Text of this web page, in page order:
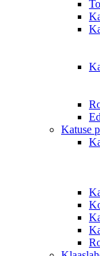
Katuse